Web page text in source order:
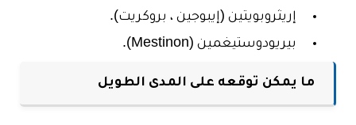
إريثروبويتين (إيبوجين ، بروكريت).
بيريودوستيغمين (Mestinon).
ما يمكن توقعه على المدى الطويل